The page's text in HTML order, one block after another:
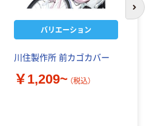
バリエーション
川住製作所 前カゴカバー
￥1,209~ （税込）
次